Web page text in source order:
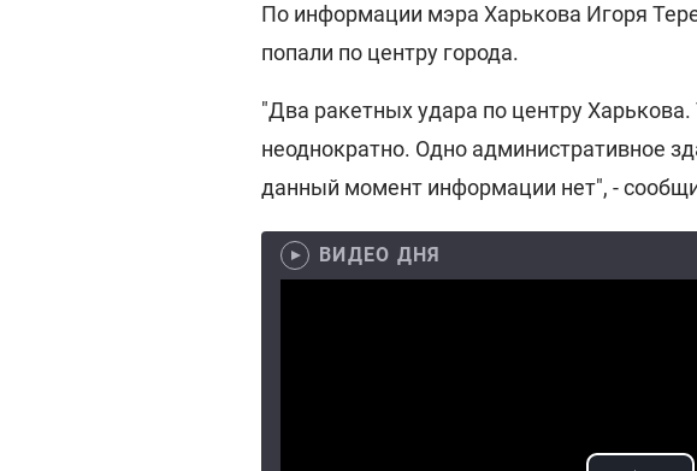
По информации мэра Харькова Игоря
попали по центру города.
"Два ракетных удара по центру
неоднократно. Одно административное
данный момент информации нет", -
ВИДЕО ДНЯ